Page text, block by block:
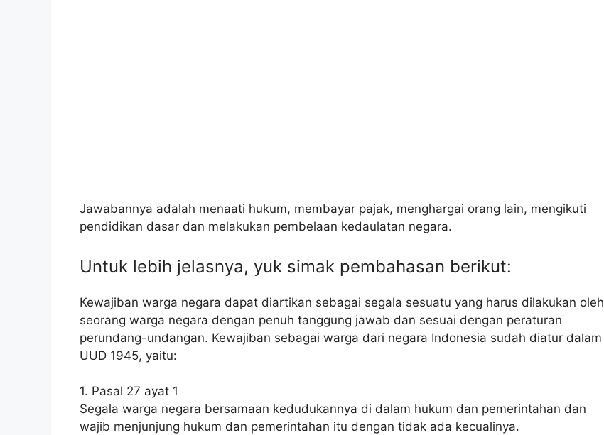
Jawabannya adalah menaati hukum, membayar pajak, menghargai orang lain, mengikuti
pendidikan dasar dan melakukan pembelaan kedaulatan negara.
Untuk lebih jelasnya, yuk simak pembahasan berikut:
Kewajiban warga negara dapat diartikan sebagai segala sesuatu yang harus dilakukan oleh
seorang warga negara dengan penuh tanggung jawab dan sesuai dengan peraturan
perundang-undangan. Kewajiban sebagai warga dari negara Indonesia sudah diatur dalam
UUD 1945, yaitu:
1. Pasal 27 ayat 1
Segala warga negara bersamaan kedudukannya di dalam hukum dan pemerintahan dan
wajib menjunjung hukum dan pemerintahan itu dengan tidak ada kecualinya.